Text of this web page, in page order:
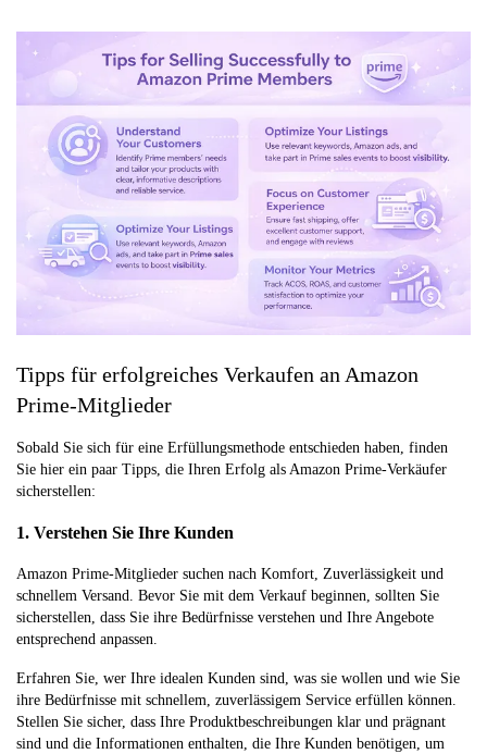
Tipps für erfolgreiches Verkaufen an Amazon
Prime-Mitglieder
Sobald Sie sich für eine Erfüllungsmethode entschieden haben, finden
Sie hier ein paar Tipps, die Ihren Erfolg als Amazon Prime-Verkäufer
sicherstellen:
1. Verstehen Sie Ihre Kunden
Amazon Prime-Mitglieder suchen nach Komfort, Zuverlässigkeit und
schnellem Versand. Bevor Sie mit dem Verkauf beginnen, sollten Sie
sicherstellen, dass Sie ihre Bedürfnisse verstehen und Ihre Angebote
entsprechend anpassen.
Erfahren Sie, wer Ihre idealen Kunden sind, was sie wollen und wie Sie
ihre Bedürfnisse mit schnellem, zuverlässigem Service erfüllen können.
Stellen Sie sicher, dass Ihre Produktbeschreibungen klar und prägnant
sind und die Informationen enthalten, die Ihre Kunden benötigen, um